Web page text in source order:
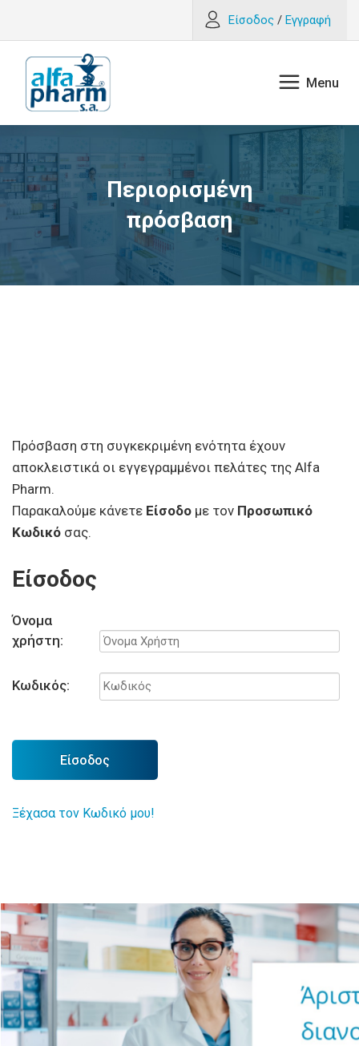
Είσοδος / Εγγραφή
Περιορισμένη
πρόσβαση
Πρόσβαση στη συγκεκριμένη ενότητα έχουν
αποκλειστικά οι εγγεγραμμένοι πελάτες της Alfa
Pharm.
Παρακαλούμε κάνετε Είσοδο με τον Προσωπικό
Κωδικό σας.
Είσοδος
Όνομα
χρήστη:
Κωδικός:
Είσοδος
Ξέχασα τον Κωδικό μου!